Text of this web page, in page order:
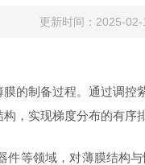
更新时间：2025-
的制备过程。通过调
，实现梯度分布的有序
等领域，对薄膜结构